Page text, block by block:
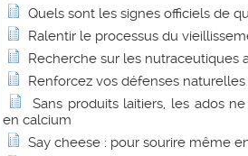
Quels sont les signes officiels de
Ralentir le processus du
Recherche sur les nutraceutiques
Renforcez vos défenses naturelles
Sans produits laitiers, les ados
en calcium
Say cheese : pour sourire même